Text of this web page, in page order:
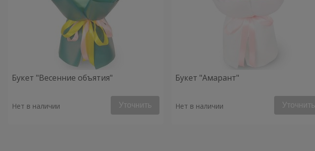
Букет "Весенние объятия"
Нет в наличии Уточнить
Букет "Амарант"
Нет в наличии Уточнить